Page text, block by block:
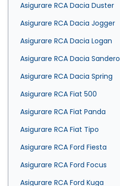
Asigurare RCA Dacia Duster
Asigurare RCA Dacia Jogger
Asigurare RCA Dacia Logan
Asigurare RCA Dacia Sandero
Asigurare RCA Dacia Spring
Asigurare RCA Fiat 500
Asigurare RCA Fiat Panda
Asigurare RCA Fiat Tipo
Asigurare RCA Ford Fiesta
Asigurare RCA Ford Focus
Asigurare RCA Ford Kuga